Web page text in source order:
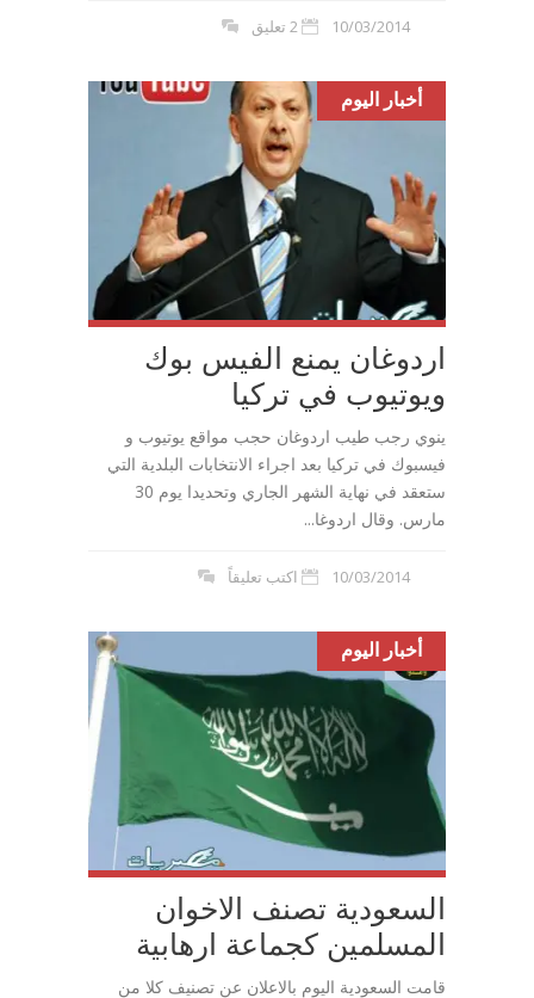
10/03/2014 2 تعليق
أخبار اليوم
اردوغان يمنع الفيس بوك
ويوتيوب في تركيا
ينوي رجب طيب اردوغان حجب مواقع يوتيوب و
فيسبوك في تركيا بعد اجراء الانتخابات البلدية التي
ستعقد في نهاية الشهر الجاري وتحديدا يوم 30
مارس. وقال اردوغا...
10/03/2014 اكتب تعليقاً
أخبار اليوم
السعودية تصنف الاخوان
المسلمين كجماعة ارهابية
قامت السعودية اليوم بالاعلان عن تصنيف كلا من